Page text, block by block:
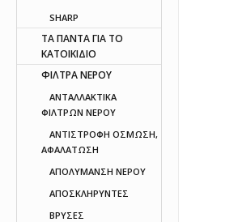
SHARP
ΤΑ ΠΑΝΤΑ ΓΙΑ ΤΟ
ΚΑΤΟΙΚΙΔΙΟ
ΦΙΛΤΡΑ ΝΕΡΟΥ
ΑΝΤΑΛΛΑΚΤΙΚΑ
ΦΙΛΤΡΩΝ ΝΕΡΟΥ
ΑΝΤΙΣΤΡΟΦΗ ΟΣΜΩΣΗ,
ΑΦΑΛΑΤΩΣΗ
ΑΠΟΛΥΜΑΝΣΗ ΝΕΡΟΥ
ΑΠΟΣΚΛΗΡΥΝΤΕΣ
ΒΡΥΣΕΣ